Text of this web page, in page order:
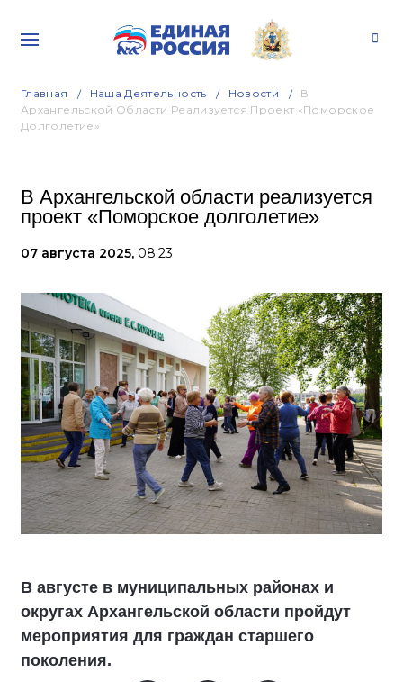
Главная Наша Деятельность Новости
В
Архангельской Области Реализуется Проект «Поморское
Долголетие»
В Архангельской области реализуется
проект «Поморское долголетие»
07 августа 2025, 08:23
В августе в муниципальных районах и
округах Архангельской области пройдут
мероприятия для граждан старшего
поколения.